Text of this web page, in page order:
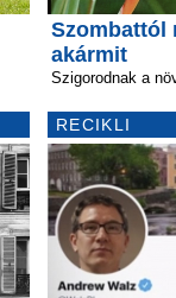
Szombattól
akármit
Szigorodnak a
RECIKLI